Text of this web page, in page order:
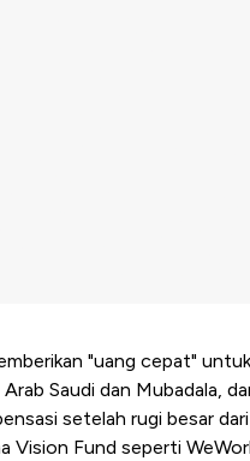
"uang cepat"
Saudi dan Mubadala,
setelah rugi besar
Vision Fund seperti